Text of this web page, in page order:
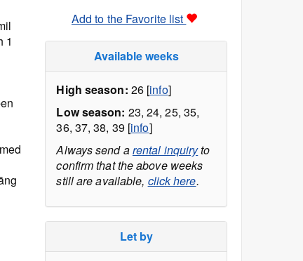
1
Add to the Favorite list
Available weeks
High season: 26 [info]
Low season: 23, 24, 25, 35,
36, 37, 38, 39 [info]
Always send arental inquiryto
confirm that the above weeks
still are available, click here.
Let by